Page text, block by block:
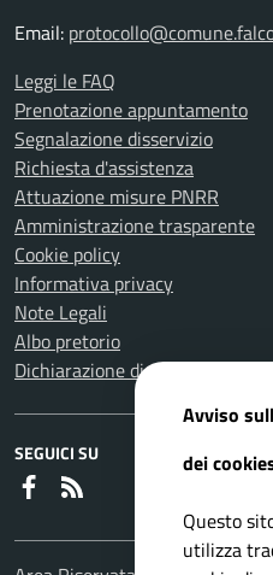
Email:
Leggi le FAQ
Prenotazione appuntamento
Segnalazione disservizio
Richiesta d'assistenza
Attuazione misure PNRR
Amministrazione trasparente
Cookie policy
Informativa privacy
Note Legali
Albo pretorio
Dichiarazione di accessibilità
SEGUICI SU
Faceboook
Avviso
dei
Questo
utilizza